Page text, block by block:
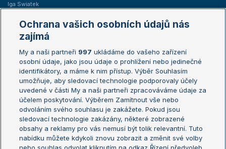
Iga Swiatek
Žebříčky
Žebříček ATP (muži)
Žebříček WTA (ženy)
Sázkařský žebříček
Australian Open
French Open
Wimbledon
US Open
Turnaj mistrů
Turnaj mistryň
Aktualní trendy
Ochrana vašich osobních údajů nás
zajímá
My a naši partneři 997 ukládáme do vašeho zařízení
osobní údaje, jako jsou údaje o prohlížení nebo jedinečné
identifikátory, a máme k nim přístup. Výběr Souhlasím
umožňuje, aby sledovací technologie podporovaly účely
uvedené v části My a naši partneři zpracováváme údaje za
účelem poskytování. Výběrem Zamítnout vše nebo
odvoláním svého souhlasu je zakážete. Pokud jsou
sledovací technologie zakázány, některé zobrazené
obsahy a reklamy pro vás nemusí být tolik relevantní. Tuto
nabídku můžete kdykoli znovu zobrazit a změnit své volby